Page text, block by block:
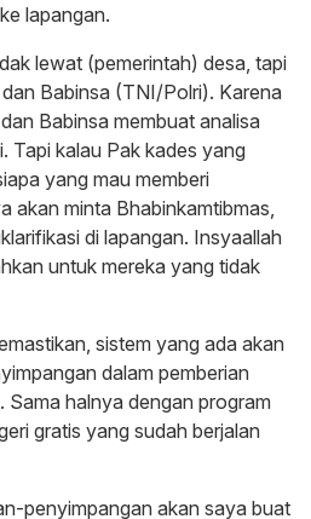
lapangan.
lewat (pemerintah) desa, tapi
Babinsa (TNI/Polri). Karena
Babinsa membuat analisa
Tapi kalau Pak kades yang
yang mau memberi
akan minta Bhabinkamtibmas,
di lapangan. Insyaallah
untuk mereka yang tidak
sistem yang ada akan
dalam pemberian
Sama halnya dengan program
gratis yang sudah berjalan
penyimpangan akan saya buat